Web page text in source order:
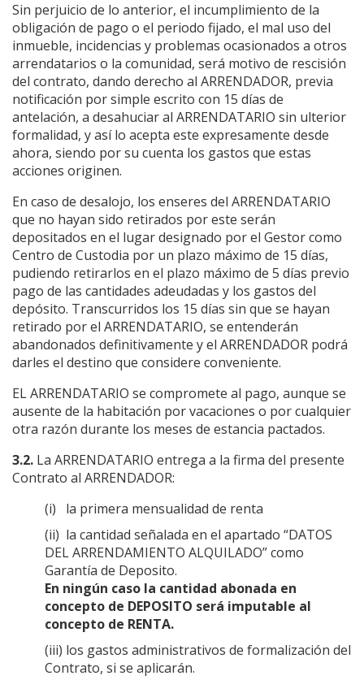
Sin perjuicio de lo anterior, el incumplimiento de la
obligación de pago o el periodo fijado, el mal uso del
inmueble, incidencias y problemas ocasionados a otros
arrendatarios o la comunidad, será motivo de rescisión
del contrato, dando derecho al ARRENDADOR, previa
notificación por simple escrito con 15 días de
antelación, a desahuciar al ARRENDATARIO sin ulterior
formalidad, y así lo acepta este expresamente desde
ahora, siendo por su cuenta los gastos que estas
acciones originen.
En caso de desalojo, los enseres del ARRENDATARIO
que no hayan sido retirados por este serán
depositados en el lugar designado por el Gestor como
Centro de Custodia por un plazo máximo de 15 días,
pudiendo retirarlos en el plazo máximo de 5 días previo
pago de las cantidades adeudadas y los gastos del
depósito. Transcurridos los 15 días sin que se hayan
retirado por el ARRENDATARIO, se entenderán
abandonados definitivamente y el ARRENDADOR podrá
darles el destino que considere conveniente.
EL ARRENDATARIO se compromete al pago, aunque se
ausente de la habitación por vacaciones o por cualquier
otra razón durante los meses de estancia pactados.
3.2. La ARRENDATARIO entrega a la firma del presente
Contrato al ARRENDADOR:
(i) la primera mensualidad de renta
(ii) la cantidad señalada en el apartado “DATOS
DEL ARRENDAMIENTO ALQUILADO” como
Garantía de Deposito.
En ningún caso la cantidad abonada en
concepto de DEPOSITO será imputable al
concepto de RENTA.
(iii) los gastos administrativos de formalización del
Contrato, si se aplicarán.